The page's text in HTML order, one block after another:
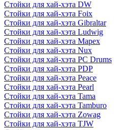
Стойки для хай-хэта DW
Стойки для хай-хэта Foix
Стойки для хай-хэта Gibraltar
Стойки для хай-хэта Ludwig
Стойки для хай-хэта Mapex
Стойки для хай-хэта Nux
Стойки для хай-хэта PC Drums
Стойки для хай-хэта PDP
Стойки для хай-хэта Peace
Стойки для хай-хэта Pearl
Стойки для хай-хэта Tama
Стойки для хай-хэта Tamburo
Стойки для хай-хэта Zowag
Стойки для хай-хэта TJW